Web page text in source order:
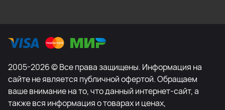
2005-2026 © Все права защищены. Информация на
сайте не является публичной офертой. Обращаем
ваше внимание на то, что данный интернет-сайт, а
также вся информация о товарах и ценах,